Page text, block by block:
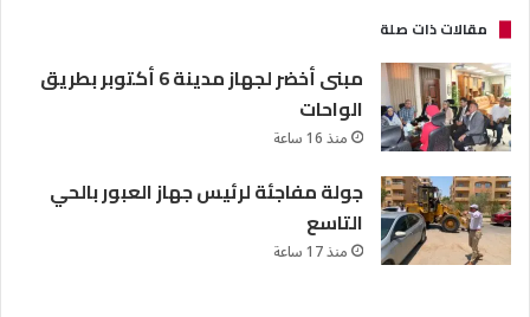
مقالات ذات صلة
مبنى أخضر لجهاز مدينة 6 أكتوبر بطريق
الواحات
منذ 16 ساعة
جولة مفاجئة لرئيس جهاز العبور بالحي
التاسع
منذ 17 ساعة